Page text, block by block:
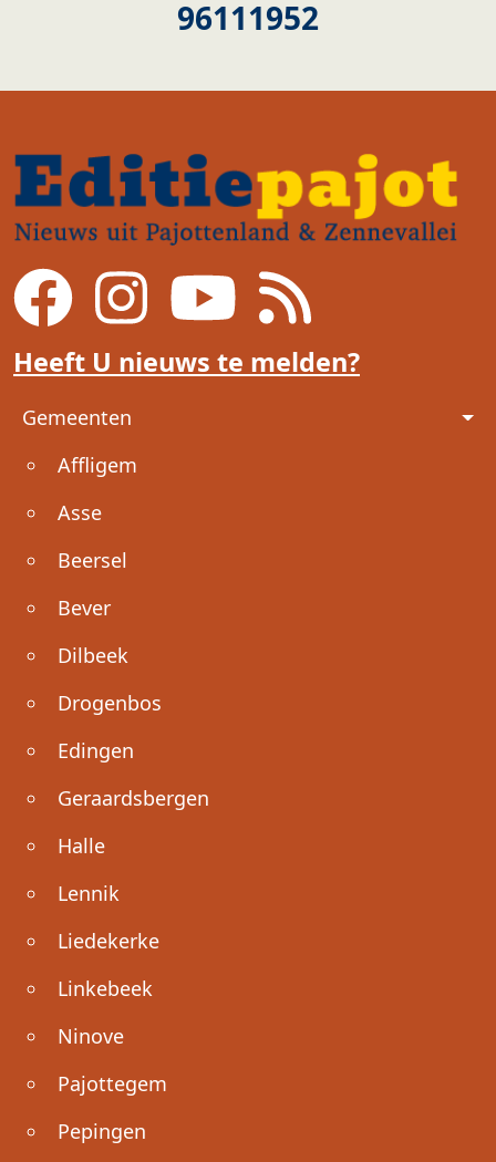
96111952
Heeft U nieuws te melden?
Voet
Gemeenten
Affligem
Asse
Beersel
Bever
Dilbeek
Drogenbos
Edingen
Geraardsbergen
Halle
Lennik
Liedekerke
Linkebeek
Ninove
Pajottegem
Pepingen